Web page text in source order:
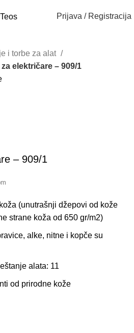
Prijava / Registracija
i torbe za alat
električare – 909/1
– 909/1
(unutrašnji džepovi od kože
strane koža od 650 gr/m2)
alke, nitne i kopče su
alata: 11
od prirodne kože